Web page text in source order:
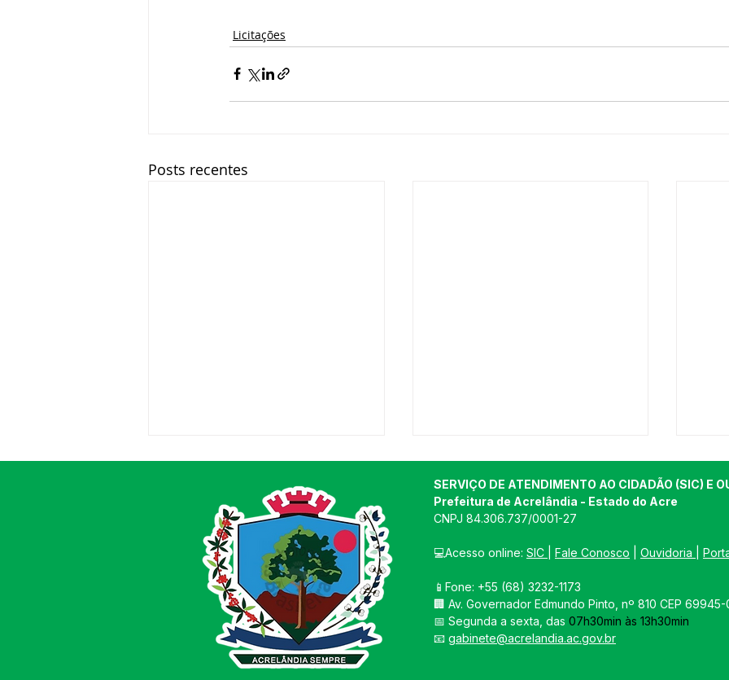
Licitações
Posts recentes
Concorrência 008/2025 -
Aviso de Licitação
Concorrência 007/2025 -
Aviso de Licitação
SERVIÇO DE ATENDIMENTO AO CIDADÃO (SIC) E
Prefeitura de Acrelândia - Estado do Acre
CNPJ 84.306.737/0001-27
💻Acesso online: SIC Fale Conosco Ouvidoria
📱Fone: +55 (68) 3232-1173
🏢 Av. Governador Edmundo Pinto, nº 810 CEP
📅 Segunda a sexta, das 07h30min às 13h30min
📧 gabinete@acrelandia.ac.gov.br